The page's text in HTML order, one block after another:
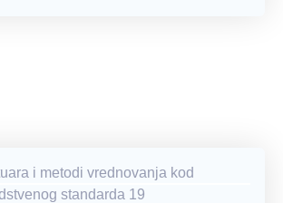
i metodi vrednovanja kod
standarda 19